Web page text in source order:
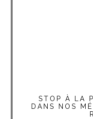
STOP À LA
DANS NOS